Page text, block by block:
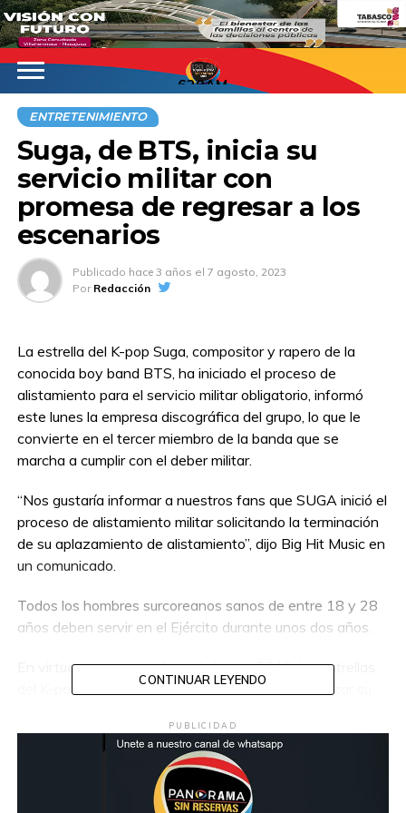
620AM
ENTRETENIMIENTO
Suga, de BTS, inicia su
servicio militar con
promesa de regresar a los
escenarios
Publicado hace 3 años el 7 agosto, 2023
Por Redacción
La estrella del K-pop Suga, compositor y rapero de la
conocida boy band BTS, ha iniciado el proceso de
alistamiento para el servicio militar obligatorio, informó
este lunes la empresa discográfica del grupo, lo que le
convierte en el tercer miembro de la banda que se
marcha a cumplir con el deber militar.
“Nos gustaría informar a nuestros fans que SUGA inició el
proceso de alistamiento militar solicitando la terminación
de su aplazamiento de alistamiento”, dijo Big Hit Music en
un comunicado.
Todos los hombres surcoreanos sanos de entre 18 y 28
años deben servir en el Ejército durante unos dos años.
En virtud de una revisión de la ley en 2019, las estrellas
del K-pop reconocidas mundialmente podían aplazar su
una nueva enmienda que permitiría a las estrellas del K-
pop hacer solo tres semanas de entrenamiento militar.
El cantante se despidió de su público durante el concierto
CONTINUAR LEYENDO
PUBLICIDAD